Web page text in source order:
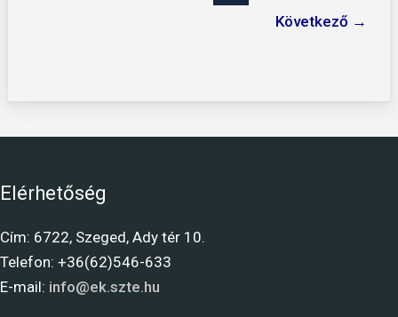
Következő →
Elérhetőség
Cím: 6722, Szeged, Ady tér 10.
Telefon: +36(62)546-633
E-mail: info@ek.szte.hu